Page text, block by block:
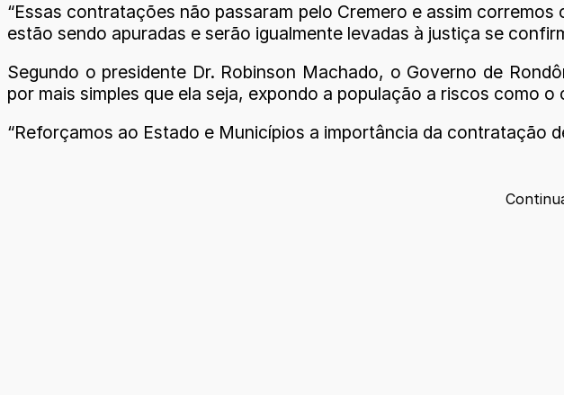
“Essas contratações não passaram pelo Cremero e assim
estão sendo apuradas e serão igualmente levadas à justiça se
Segundo o presidente Dr. Robinson Machado, o Governo de
por mais simples que ela seja, expondo a população a riscos como
“Reforçamos ao Estado e Municípios a importância da contratação